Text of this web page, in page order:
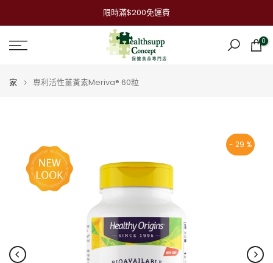
到
內
容
限時滿$200免運費
0
家 專利活性薑黃素Meriva® 60粒
- 29 %